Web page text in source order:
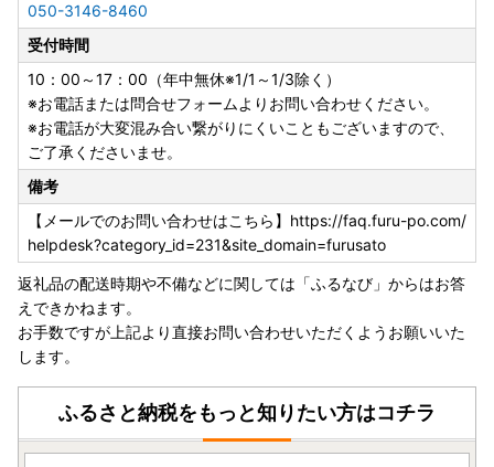
●箱ぴた
https://www.hakone-ryokan.or.jp/blog/8708.html
[2024.10.01～納税分]箱根町ふるさと納税謝礼品『箱ぴたふ
るさと宿泊補助券』｜箱根温泉公式サイト「箱ぴた」
[2024.10.01～納税分]箱根町ふるさと納税謝礼品『箱ぴたふ
るさと宿泊補助券』～NEWS
www.hakone-ryokan.or.jp
●JTB旅行クーポン
https://www.j-furusato.com/newcoupon.html
050-3146-8460
受付時間
10：00～17：00（年中無休※1/1～1/3除く）
※お電話または問合せフォームよりお問い合わせください。
※お電話が大変混み合い繋がりにくいこともございますので、
ご了承くださいませ。
備考
【メールでのお問い合わせはこちら】https://faq.furu-po.com/
helpdesk?category_id=231&site_domain=furusato
返礼品の配送時期や不備などに関しては「ふるなび」からはお答
えできかねます。
お手数ですが上記より直接お問い合わせいただくようお願いいた
します。
ふるさと納税をもっと知りたい方はコチラ